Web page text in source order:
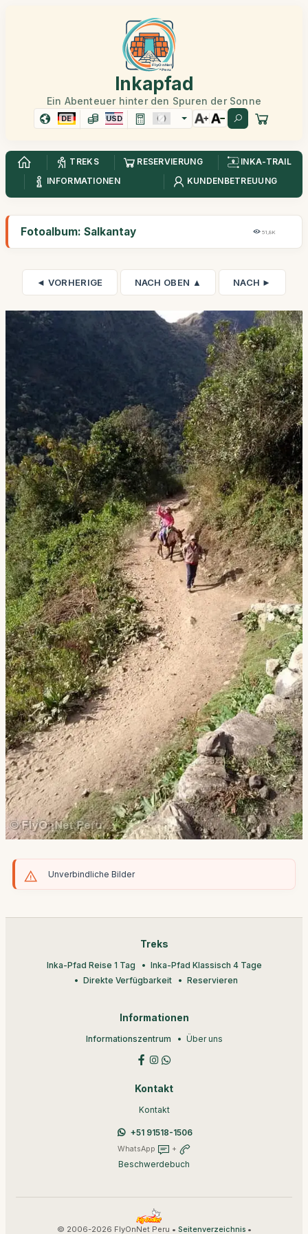
Inkapfad
Ein Abenteuer hinter den Spuren der Sonne
DE USD
TREKS RESERVIERUNG
INKA-TRAIL
INFORMATIONEN
KUNDENBETREUUNG
Fotoalbum: Salkantay 51,8K
◄ VORHERIGE NACH OBEN ▲ NACH ►
Unverbindliche Bilder
Treks
Inka-Pfad Reise 1 Tag
Inka-Pfad Klassisch 4 Tage
Direkte Verfügbarkeit
Reservieren
Informationen
Informationszentrum Über uns
Kontakt
Kontakt
+51 91518-1506
WhatsApp +
Beschwerdebuch
© 2006-2026 FlyOnNet Peru • Seitenverzeichnis•